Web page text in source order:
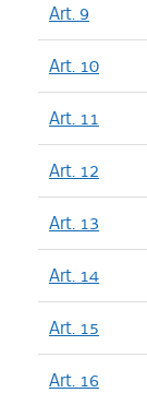
Art. 9
Art. 10
Art. 11
Art. 12
Art. 13
Art. 14
Art. 15
Art. 16